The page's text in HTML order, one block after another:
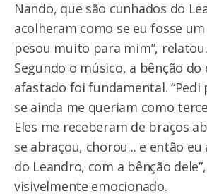
Nando, que são cunhados do
acolheram como se eu fosse
pesou muito para mim”, relatou.
Segundo o músico, a bênção do
afastado foi fundamental. “Pedi
se ainda me queriam como
Eles me receberam de braços
se abraçou, chorou... e então
do Leandro, com a bênção
visivelmente emocionado.